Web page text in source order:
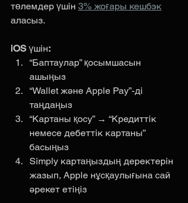
төлемдер үшін 3% жоғары кешбэк
аласыз.
iOS үшін:
“Баптаулар” қосымшасын
ашыңыз
“Wallet және Apple Pay”-ді
таңдаңыз
“Картаны қосу” → “Кредиттік
немесе дебеттік картаны”
басыңыз
Simply картаңыздың деректерін
жазып, Apple нұсқаулығына сай
әрекет етіңіз